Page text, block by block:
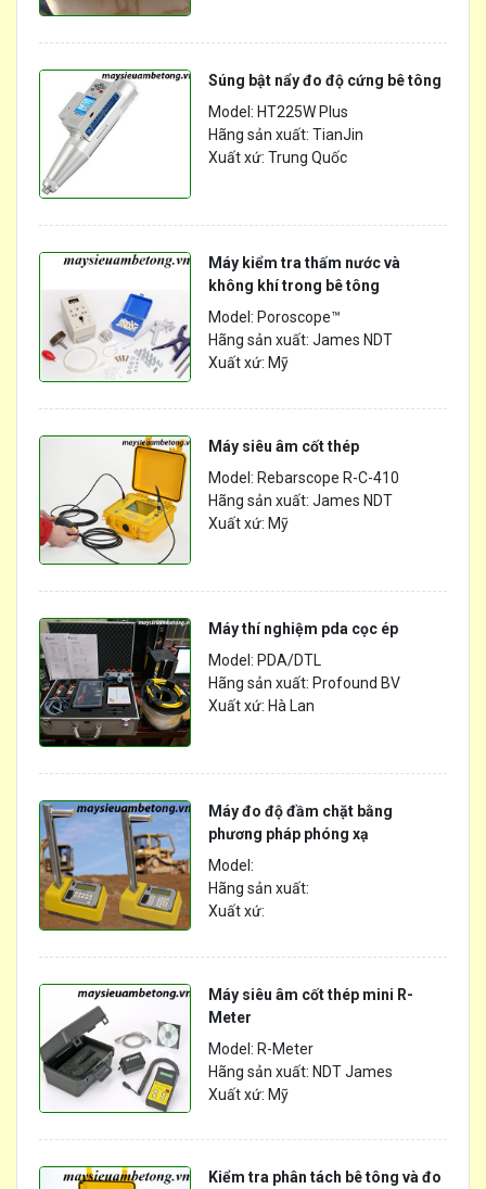
Súng bật nẩy đo độ cứng bê tông
Model: HT225W Plus
Hãng sản xuất: TianJin
Xuất xứ: Trung Quốc
Máy kiểm tra thấm nước và
không khí trong bê tông
Model: Poroscope™
Hãng sản xuất: James NDT
Xuất xứ: Mỹ
Máy siêu âm cốt thép
Model: Rebarscope R-C-410
Hãng sản xuất: James NDT
Xuất xứ: Mỹ
Máy thí nghiệm pda cọc ép
Model: PDA/DTL
Hãng sản xuất: Profound BV
Xuất xứ: Hà Lan
Máy đo độ đầm chặt bằng
phương pháp phóng xạ
Model:
Hãng sản xuất:
Xuất xứ:
Máy siêu âm cốt thép mini R-
Meter
Model: R-Meter
Hãng sản xuất: NDT James
Xuất xứ: Mỹ
Kiểm tra phân tách bê tông và đo